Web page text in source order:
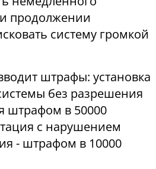
продолжении
систему громкой
штрафы: установка
без разрешения
штрафом в 50000
с нарушением
- штрафом в 10000